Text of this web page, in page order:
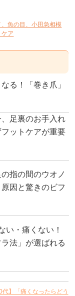
魚の目、小田急相模
ア
る！「巻き爪」
、足裏のお手入れ
ットケアが重要
指の間のウオノ
因と驚きのビフ
い・痛くない！
法」が選ばれる
代】「痛くなったらどう